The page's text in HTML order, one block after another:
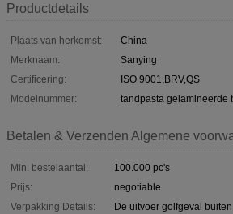
Productdetails
Plaats van herkomst:
China
Merknaam:
Sanying
Certificering:
ISO 9001,BRV,QS
Modelnummer:
tandpasta gelamineerde
Betalen & Verzenden Algemene
Min. bestelaantal:
100.000 pc's
Prijs:
negotiable
Verpakking Details:
De uitvoer golfgeval